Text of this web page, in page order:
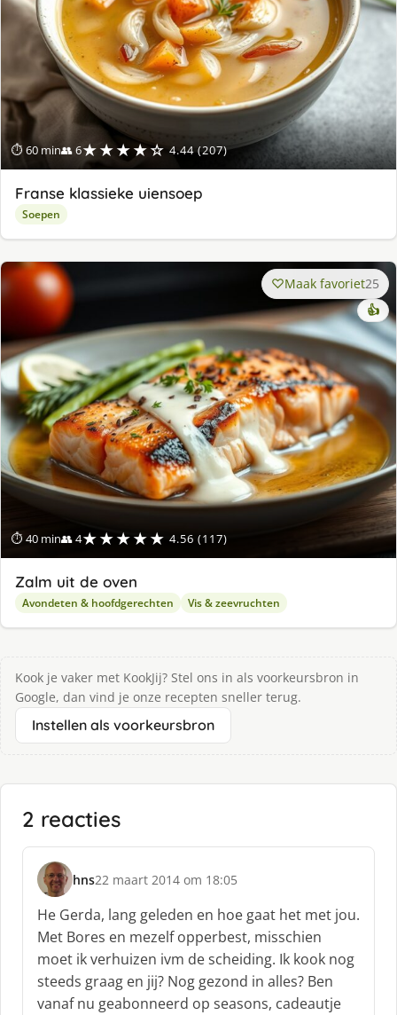
⏱ 60 min👥 6★★★★☆ 4.44 (207)
Franse klassieke uiensoep
Soepen
⏱ 40 min👥 4★★★★★ 4.56 (117)
Maak favoriet25
👍
Zalm uit de oven
Avondeten & hoofdgerechten Vis & zeevruchten
Kook je vaker met KookJij? Stel ons in als voorkeursbron in
Google, dan vind je onze recepten sneller terug.
Instellen als voorkeursbron
2 reacties
hns
s
c
h
r
e
e
f
22 maart 2014 om 18:05
He Gerda, lang geleden en hoe gaat het met jou.
Met Bores en mezelf opperbest, misschien
moet ik verhuizen ivm de scheiding. Ik kook nog
steeds graag en jij? Nog gezond in alles? Ben
vanaf nu geabonneerd op seasons, cadeautje